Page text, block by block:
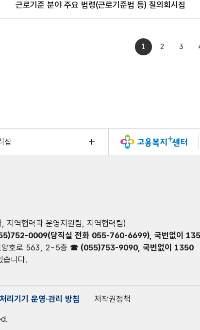
근로기준 분야 주요 법령(근로기준법 등) 질의회시집
1 2 3
집
지역협력과 운영지원팀, 지역협력팀)
0009(당직실 전화 055-760-6699), 국번없이
양호로 563, 2~5층 ☎ (055)753-9090, 국번없이 1350
니다.
리기기 운영·관리 방침 저작권정책